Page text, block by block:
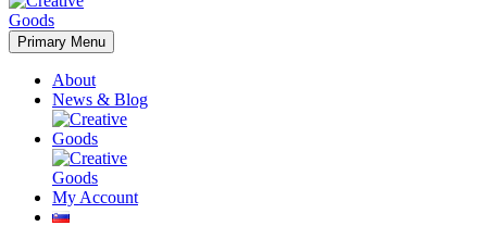
Primary Menu
About
News & Blog
My Account